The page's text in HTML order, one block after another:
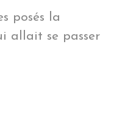
posés la
allait se passer